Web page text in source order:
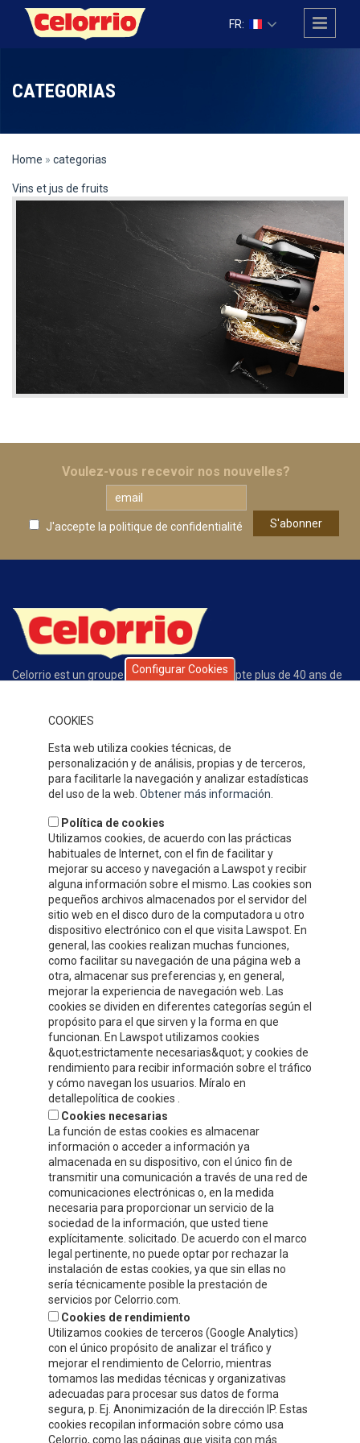
Configurar Cookies
COOKIES
Esta web utiliza cookies técnicas, de
personalización y de análisis, propias y de terceros,
para facilitarle la navegación y analizar estadísticas
del uso de la web. Obtener más información
Política de cookies
Utilizamos cookies, de acuerdo con las prácticas
habituales de Internet, con el fin de facilitar y
mejorar su acceso y navegación a Lawspot y recibir
alguna información sobre el mismo. Las cookies son
pequeños archivos almacenados por el servidor del
sitio web en el disco duro de la computadora u otro
dispositivo electrónico con el que visita Lawspot. En
general, las cookies realizan muchas funciones,
como facilitar su navegación de una página web a
otra, almacenar sus preferencias y, en general,
mejorar la experiencia de navegación web. Las
cookies se dividen en diferentes categorías según el
propósito para el que sirven y la forma en que
funcionan. En Lawspot utilizamos cookies
&quot;estrictamente necesarias&quot; y cookies de
rendimiento para recibir información sobre el tráfico
y cómo navegan los usuarios. Míralo en
detallepolítica de cookies .
Cookies necesarias
La función de estas cookies es almacenar
información o acceder a información ya
almacenada en su dispositivo, con el único fin de
transmitir una comunicación a través de una red de
comunicaciones electrónicas o, en la medida
necesaria para proporcionar un servicio de la
sociedad de la información, que usted tiene
explícitamente. solicitado. De acuerdo con el marco
legal pertinente, no puede optar por rechazar la
instalación de estas cookies, ya que sin ellas no
sería técnicamente posible la prestación de
servicios por Celorrio.com.
Cookies de rendimiento
Utilizamos cookies de terceros (Google Analytics)
con el único propósito de analizar el tráfico y
mejorar el rendimiento de Celorrio, mientras
tomamos las medidas técnicas y organizativas
adecuadas para procesar sus datos de forma
segura, p. Ej. Anonimización de la dirección IP. Estas
cookies recopilan información sobre cómo usa
Celorrio, como las páginas que visita con más
Skip to main content
FR:
CATEGORIAS
Home » categorias
Vins et jus de fruits
Voulez-vous recevoir nos nouvelles?
J'accepte la politique de confidentialité
Celorrio est un groupe d’entreprises qui compte plus de 40 ans de
client et la compétitivité de notre offre expliquent le grand
secteur.
OÙ SOMMES-NOUS
INFORMATION DE CONTACT
Compre y Compare S.A.
Polígono Tejerías, zona sur, Calle G
Calahorra, La Rioja
+34 941 132 803
+34 941 132 512
info@celorrio.com
ZONE PRIVÉE
ÉCRIVEZ-NOUS!
Aceptola política de protección de datos y privacidad